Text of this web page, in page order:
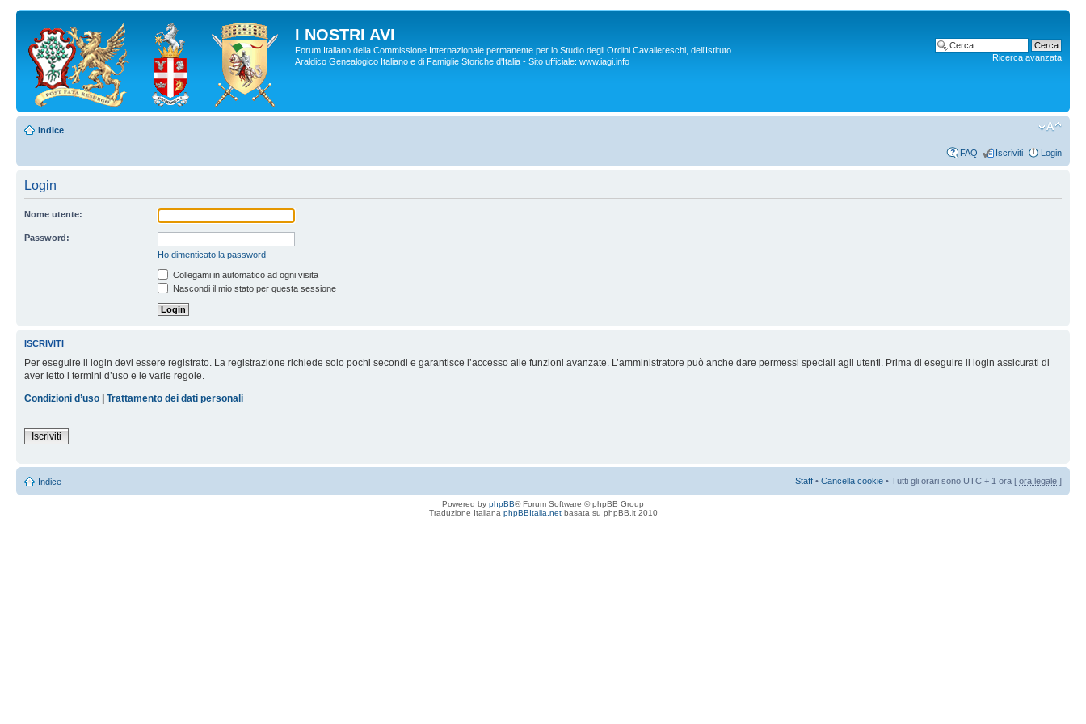
I NOSTRI AVI
Forum Italiano della Commissione Internazionale permanente per lo Studio degli Ordini Cavallereschi, dell’Istituto
Araldico Genealogico Italiano e di Famiglie Storiche d'Italia - Sito ufficiale: www.iagi.info
Ricerca avanzata
Indice
FAQ Iscriviti Login
Login
Nome utente:
Password:
Ho dimenticato la password
Collegami in automatico ad ogni visita
Nascondi il mio stato per questa sessione
ISCRIVITI
Per eseguire il login devi essere registrato. La registrazione richiede solo pochi secondi e garantisce l’accesso alle funzioni avanzate. L’amministratore può anche dare permessi speciali agli utenti. Prima di eseguire il login assicurati di
aver letto i termini d’uso e le varie regole.
Condizioni d’uso | Trattamento dei dati personali
Iscriviti
Indice Staff • Cancella cookie • Tutti gli orari sono UTC + 1 ora [ ora legale ]
Powered by phpBB® Forum Software © phpBB Group
Traduzione Italiana phpBBItalia.netbasata su phpBB.it 2010